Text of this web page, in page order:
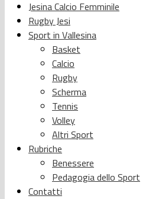
Jesina Calcio Femminile
Rugby Jesi
Sport in Vallesina
Basket
Calcio
Rugby
Scherma
Tennis
Volley
Altri Sport
Rubriche
Benessere
Pedagogia dello Sport
Contatti